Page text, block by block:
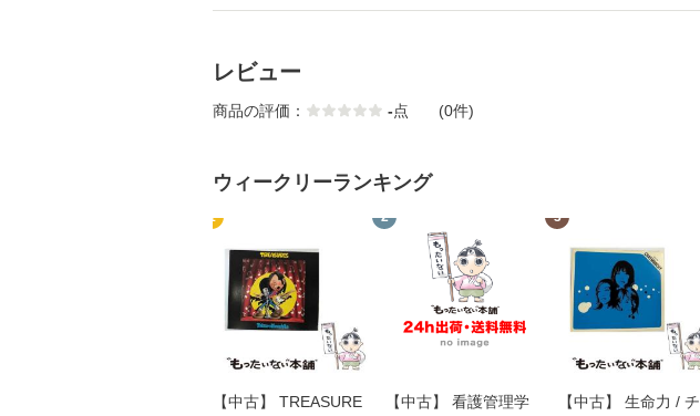
レビュー
商品の評価： -点 (0件)
ウィークリーランキング
1
【中古】 TREASURE
2
【中古】 看護管理学
3
【中古】 生命力 / チ